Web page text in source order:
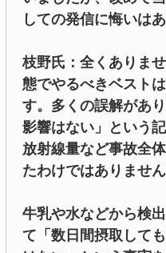
しての発信に悔いは
枝野氏：全くありま
態でやるべきベスト
す。多くの誤解があ
影響はない」という
放射線量など事故全
たわけではありません
牛乳や水などから検
て「数日間摂取して